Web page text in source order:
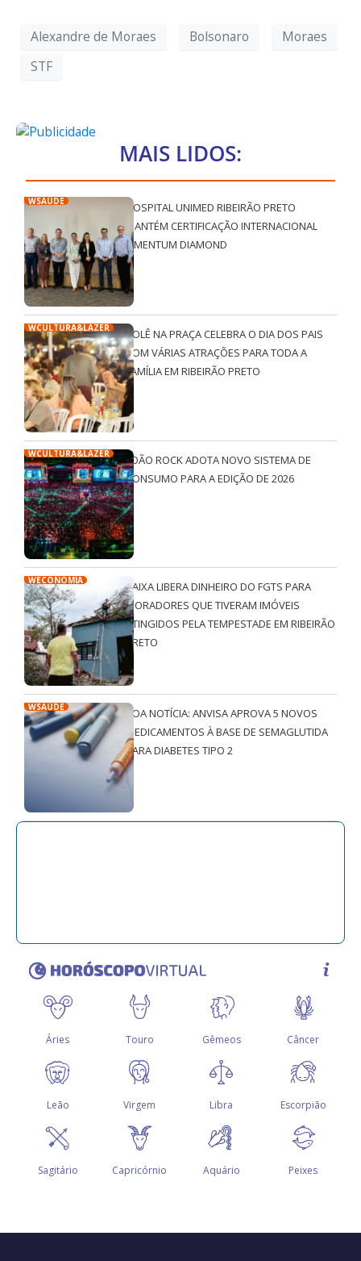
Alexandre de Moraes Bolsonaro
Moraes
STF
MAIS LIDOS:
WSAÚDE
HOSPITAL UNIMED RIBEIRÃO PRETO
MANTÉM CERTIFICAÇÃO INTERNACIONAL
QMENTUM DIAMOND
WCULTURA&LAZER
ROLÊ NA PRAÇA CELEBRA O DIA DOS PAIS
COM VÁRIAS ATRAÇÕES PARA TODA A
FAMÍLIA EM RIBEIRÃO PRETO
WCULTURA&LAZER
JOÃO ROCK ADOTA NOVO SISTEMA DE
CONSUMO PARA A EDIÇÃO DE 2026
WECONOMIA
CAIXA LIBERA DINHEIRO DO FGTS PARA
MORADORES QUE TIVERAM IMÓVEIS
ATINGIDOS PELA TEMPESTADE EM RIBEIRÃO
PRETO
WSAÚDE
BOA NOTÍCIA: ANVISA APROVA 5 NOVOS
MEDICAMENTOS À BASE DE SEMAGLUTIDA
PARA DIABETES TIPO 2